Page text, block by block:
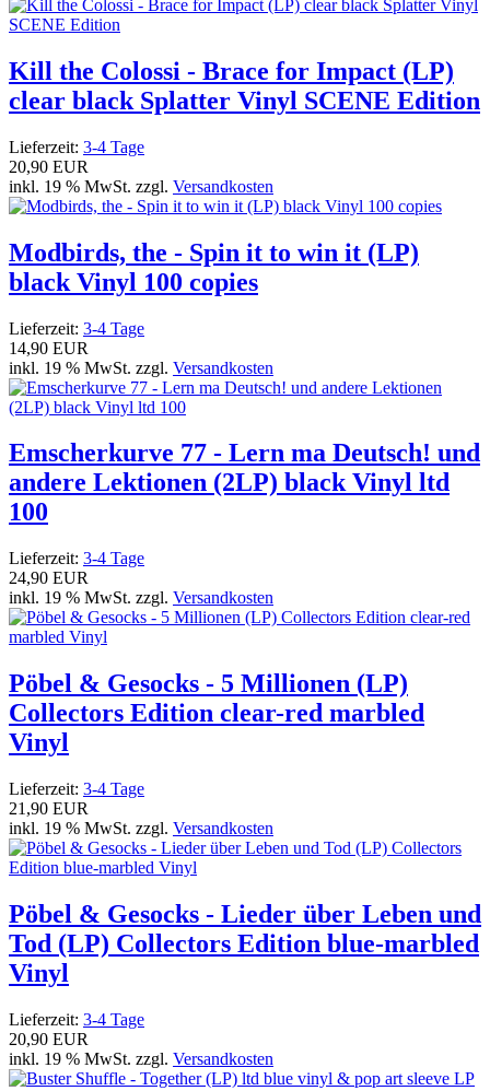
Kill the Colossi - Brace for Impact (LP)
clear black Splatter Vinyl SCENE Edition
Lieferzeit: 3-4 Tage
20,90 EUR
inkl. 19 % MwSt. zzgl. Versandkosten
Modbirds, the - Spin it to win it (LP)
black Vinyl 100 copies
Lieferzeit: 3-4 Tage
14,90 EUR
inkl. 19 % MwSt. zzgl. Versandkosten
Emscherkurve 77 - Lern ma Deutsch! und
andere Lektionen (2LP) black Vinyl ltd
100
Lieferzeit: 3-4 Tage
24,90 EUR
inkl. 19 % MwSt. zzgl. Versandkosten
Pöbel & Gesocks - 5 Millionen (LP)
Collectors Edition clear-red marbled
Vinyl
Lieferzeit: 3-4 Tage
21,90 EUR
inkl. 19 % MwSt. zzgl. Versandkosten
Pöbel & Gesocks - Lieder über Leben und
Tod (LP) Collectors Edition blue-marbled
Vinyl
Lieferzeit: 3-4 Tage
20,90 EUR
inkl. 19 % MwSt. zzgl. Versandkosten